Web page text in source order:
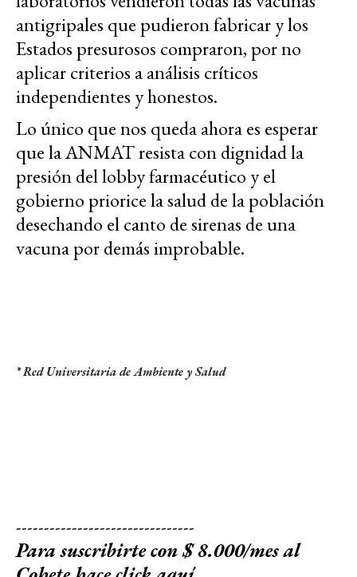
antigripales que pudieron fabricar y los
Estados presurosos compraron, por no
aplicar criterios a análisis críticos
independientes y honestos.
Lo único que nos queda ahora es esperar
que la ANMAT resista con dignidad la
presión del lobby farmacéutico y el
gobierno priorice la salud de la población
desechando el canto de sirenas de una
vacuna por demás improbable.
* Red Universitaria de Ambiente y Salud
--------------------------------
Para suscribirte con $ 8.000/mes al